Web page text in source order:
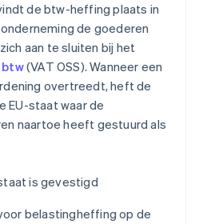
de btw-heffing plaats in
de goederen
aan te sluiten bij het
(VAT OSS). Wanneer een
overtreedt, heft de
EU-staat waar de
naartoe heeft gestuurd als
is gevestigd
belastingheffing op de